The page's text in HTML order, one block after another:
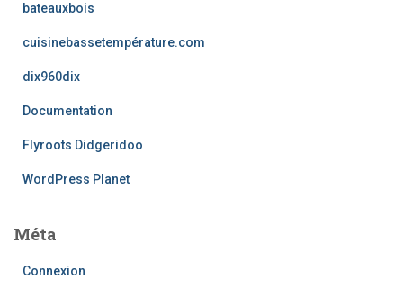
bateauxbois
cuisinebassetempérature.com
dix960dix
Documentation
Flyroots Didgeridoo
WordPress Planet
Méta
Connexion